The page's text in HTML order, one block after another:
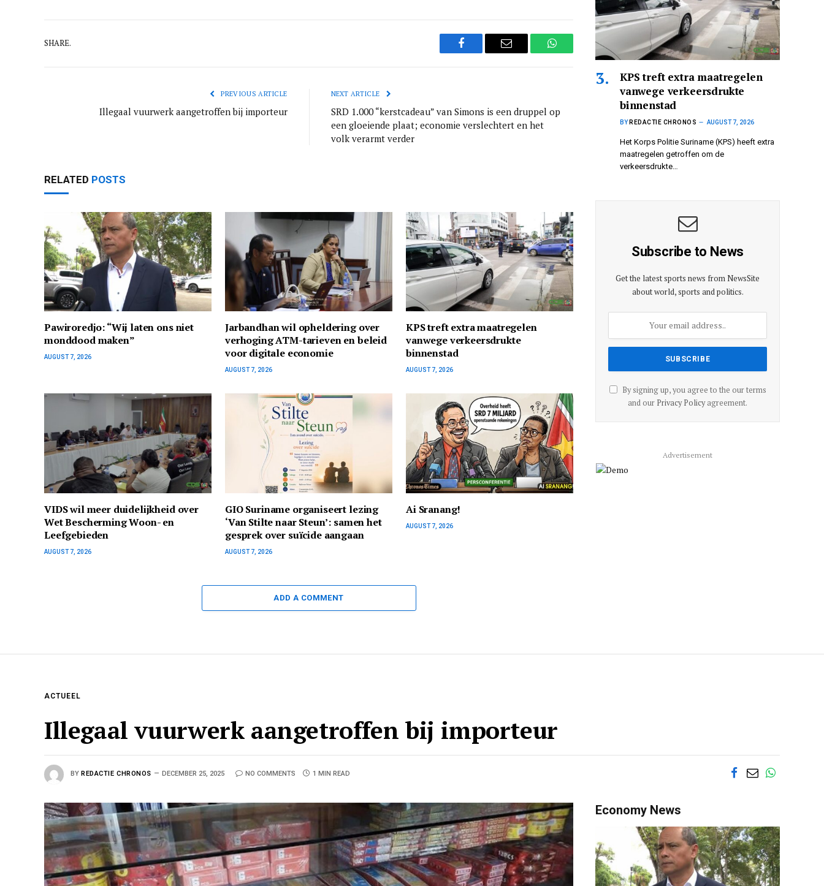
SHARE.
Facebook Email WhatsApp
PREVIOUS ARTICLE
Illegaal vuurwerk aangetroffen bij importeur
NEXT ARTICLE
SRD 1.000 “kerstcadeau” van Simons is een druppel op
een gloeiende plaat; economie verslechtert en het
volk verarmt verder
RELATED POSTS
Pawiroredjo: “Wij laten ons niet
monddood maken”
AUGUST 7, 2026
Jarbandhan wil opheldering over
verhoging ATM-tarieven en beleid
voor digitale economie
AUGUST 7, 2026
KPS treft extra maatregelen
vanwege verkeersdrukte
binnenstad
AUGUST 7, 2026
VIDS wil meer duidelijkheid over
Wet Bescherming Woon- en
Leefgebieden
AUGUST 7, 2026
GIO Suriname organiseert lezing
‘Van Stilte naar Steun’: samen het
gesprek over suïcide aangaan
AUGUST 7, 2026
Ai Sranang!
AUGUST 7, 2026
ADD A COMMENT
KPS treft extra maatregelen
vanwege verkeersdrukte
binnenstad
BY REDACTIE CHRONOS AUGUST 7, 2026
Het Korps Politie Suriname (KPS) heeft extra
maatregelen getroffen om de
verkeersdrukte…
Subscribe to News
Get the latest sports news from NewsSite
about world, sports and politics.
By signing up, you agree to the our terms
and our Privacy Policyagreement.
Advertisement
ACTUEEL
Illegaal vuurwerk aangetroffen bij importeur
BY REDACTIE CHRONOS DECEMBER 25, 2025 NO COMMENTS 1 MIN READ
Economy News